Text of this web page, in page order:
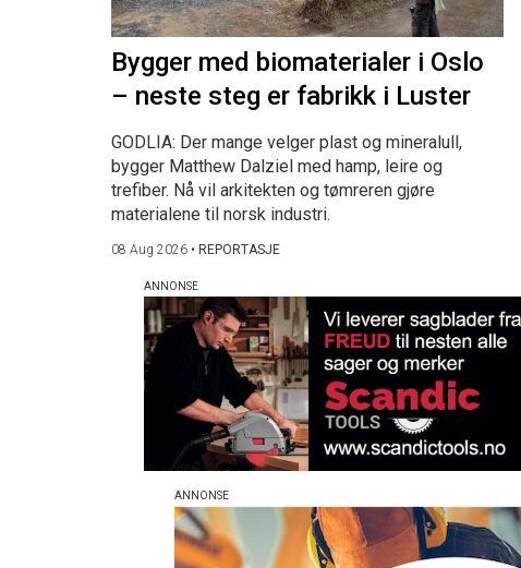
Bygger med biomaterialer i Oslo
– neste steg er fabrikk i Luster
GODLIA: Der mange velger plast og mineralull,
bygger Matthew Dalziel med hamp, leire og
trefiber. Nå vil arkitekten og tømreren gjøre
materialene til norsk industri.
08 Aug 2026 • REPORTASJE